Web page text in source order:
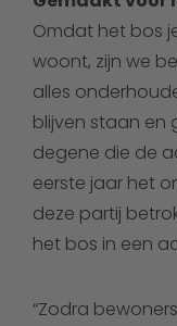
Omdat het bos
woont, zijn we
alles
blijven staan en
degene die de
eerste jaar het
deze partij
het bos in een
“Zodra